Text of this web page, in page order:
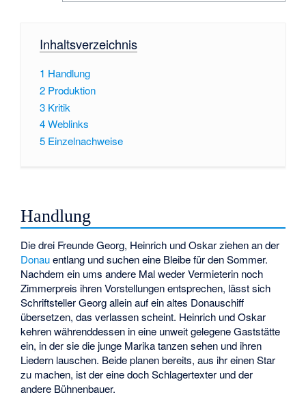
Inhaltsverzeichnis
1 Handlung
2 Produktion
3 Kritik
4Weblinks
5 Einzelnachweise
Handlung
Die drei Freunde Georg, Heinrich und Oskar ziehen an der
Donauentlang und suchen eine Bleibe für den Sommer.
Nachdem ein ums andere Mal weder Vermieterin noch
Zimmerpreis ihren Vorstellungen entsprechen, lässt sich
Schriftsteller Georg allein auf ein altes Donauschiff
übersetzen, das verlassen scheint. Heinrich und Oskar
kehren währenddessen in eine unweit gelegene Gaststätte
ein, in der sie die junge Marika tanzen sehen und ihren
Liedern lauschen. Beide planen bereits, aus ihr einen Star
zu machen, ist der eine doch Schlagertexter und der
andere Bühnenbauer.